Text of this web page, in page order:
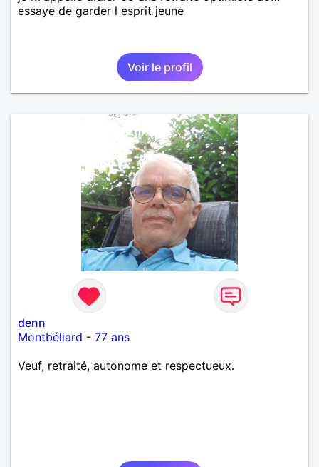
essaye de garder l esprit jeune
Voir le profil
denn
Montbéliard - 77 ans
Veuf, retraité, autonome et respectueux.